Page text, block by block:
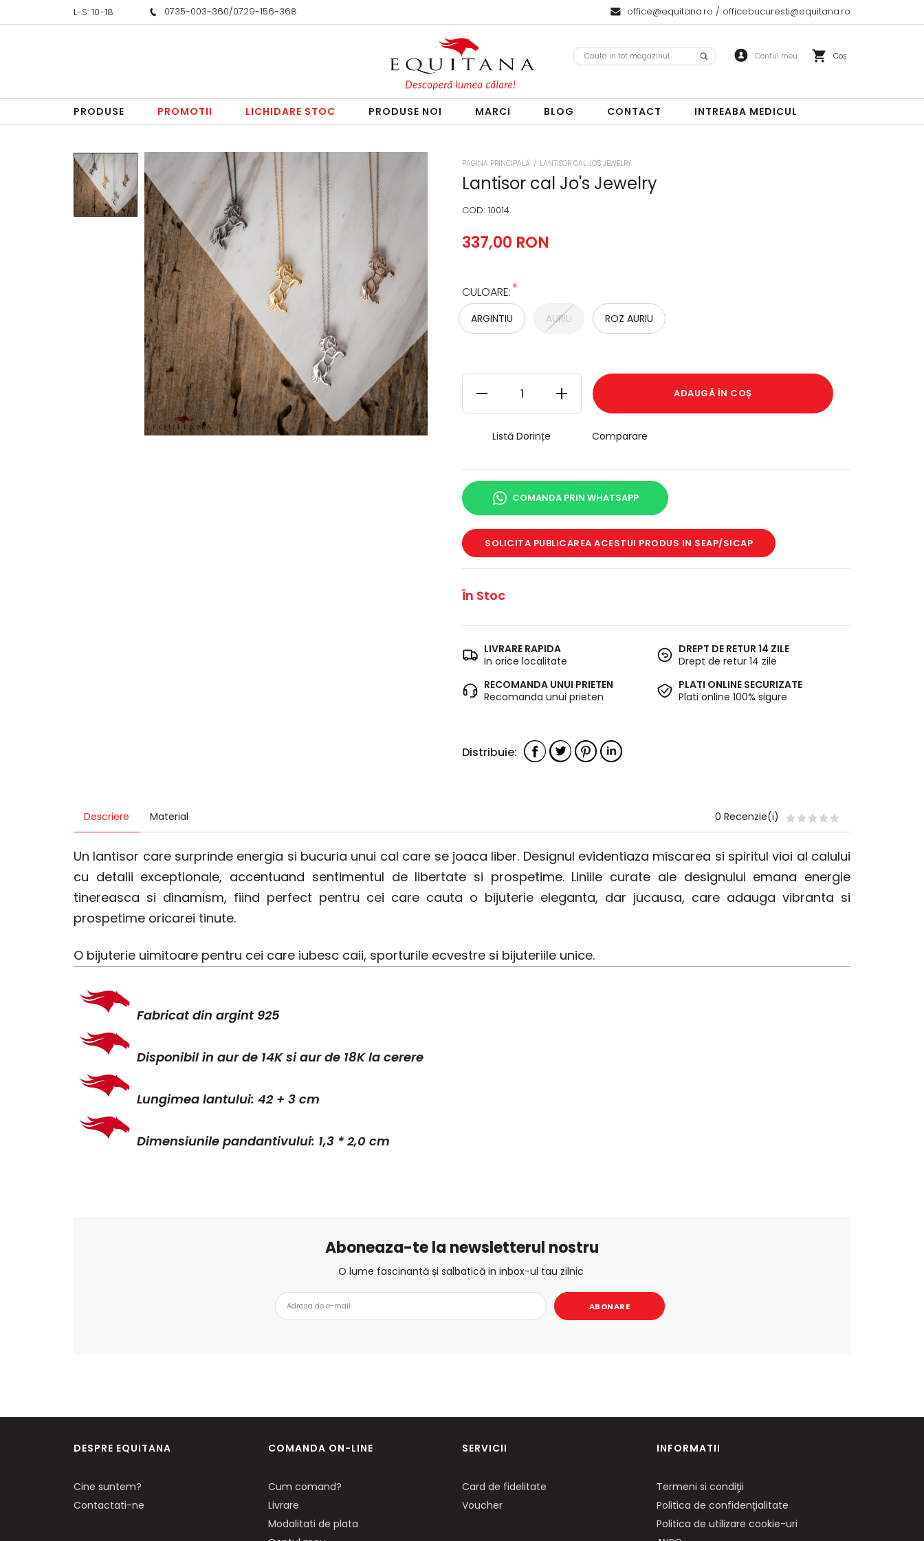
L-S: 10-18 0735-003-360/0729-156-368 office@equitana.ro / officebucuresti@equitana.ro
Coș
PRODUSE PROMOTII LICHIDARE STOC PRODUSE NOI MARCI BLOG CONTACT INTREABA MEDICUL
PAGINA PRINCIPALĂ / LANTISOR CAL JO'S JEWELRY
Lantisor cal Jo's Jewelry
COD: 10014.
337,00 RON
*
CULOARE:
ARGINTIU AURIU ROZ AURIU
ADAUGĂ ÎN COȘ
Listă Dorințe Comparare
COMANDA PRIN WHATSAPP
SOLICITA PUBLICAREA ACESTUI PRODUS IN SEAP/SICAP
În Stoc
LIVRARE RAPIDA
In orice localitate
DREPT DE RETUR 14 ZILE
Drept de retur 14 zile
RECOMANDA UNUI PRIETEN
Recomanda unui prieten
PLATI ONLINE SECURIZATE
Plati online 100% sigure
Descriere Material 0 Recenzie(i)
Un lantisor care surprinde energia si bucuria unui cal care se joaca liber. Designul evidentiaza miscarea si spiritul vioi al calului
cu detalii exceptionale, accentuand sentimentul de libertate si prospetime. Liniile curate ale designului emana energie
tinereasca si dinamism, fiind perfect pentru cei care cauta o bijuterie eleganta, dar jucausa, care adauga vibranta si
prospetime oricarei tinute.
O bijuterie uimitoare pentru cei care iubesc caii, sporturile ecvestre si bijuteriile unice.
Fabricat din argint 925
Disponibil in aur de 14K si aur de 18K la cerere
Lungimea lantului: 42 + 3 cm
Dimensiunile pandantivului: 1,3 * 2,0 cm
Aboneaza-te la newsletterul nostru
O lume fascinantă și salbatică in inbox-ul tau zilnic
ABONARE
DESPRE EQUITANA
Cine suntem?
Contactati-ne
COMANDA ON-LINE
Cum comand?
Livrare
Modalitati de plata
SERVICII
Card de fidelitate
Voucher
INFORMATII
Termeni si condiţii
Politica de confidenţialitate
Politica de utilizare cookie-uri